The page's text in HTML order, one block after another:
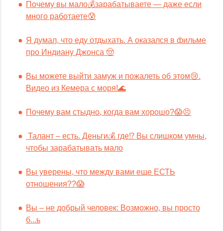
Почему вы мало💰зарабатываете — даже если
много работаете😰
Я думал, что еду отдыхать. А оказался в фильме
про Индиану Джонса 🤠
Вы можете выйти замуж и пожалеть об этом😢.
Видео из Кемера с моря!🌊
Почему вам стыдно, когда вам хорошо?😱😣
Талант – есть. Деньги💰 где⁉️ Вы слишком умны,
чтобы зарабатывать мало
Вы уверены, что между вами еще ЕСТЬ
отношения??😱
Вы – не добрый человек: Возможно, вы просто
б...ь